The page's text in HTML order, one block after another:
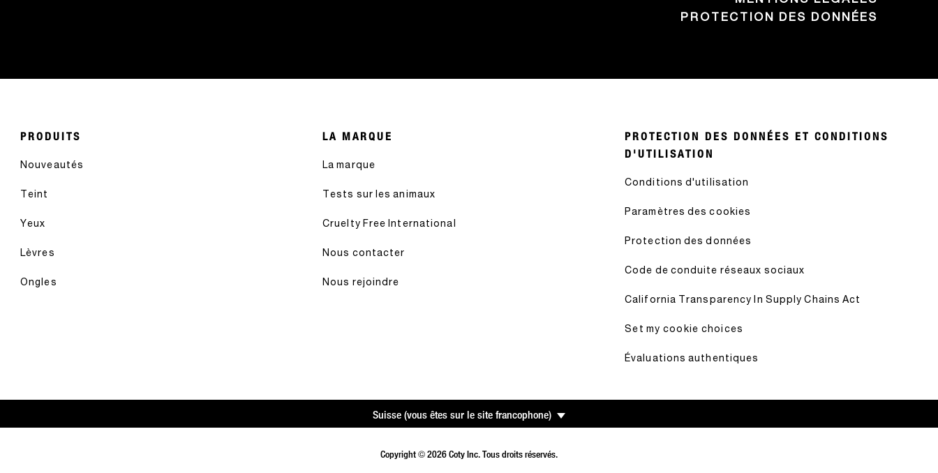
PROTECTION DES DONNÉES
PRODUITS
Nouveautés
Teint
Yeux
Lèvres
Ongles
LA MARQUE
La marque
Tests sur les animaux
Cruelty Free International
Nous contacter
Nous rejoindre
PROTECTION DES DONNÉES ET CONDITIONS
D'UTILISATION
Conditions d'utilisation
Paramètres des cookies
Protection des données
Code de conduite réseaux sociaux
California Transparency In Supply Chains Act
Set my cookie choices
Évaluations authentiques
Suisse (vous êtes sur le site francophone)
Copyright © 2026 Coty Inc. Tous droits réservés.